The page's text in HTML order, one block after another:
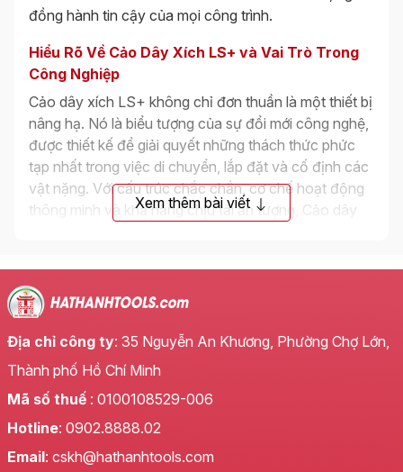
đồng hành tin cậy của mọi công trình.
Hiểu Rõ Về Cảo Dây Xích LS+ và Vai Trò Trong
Công Nghiệp
Cảo dây xích LS+ không chỉ đơn thuần là một thiết bị
nâng hạ. Nó là biểu tượng của sự đổi mới công nghệ,
được thiết kế để giải quyết những thách thức phức
tạp nhất trong việc di chuyển, lắp đặt và cố định các
vật nặng. Với cấu trúc chắc chắn, cơ chế hoạt động
thông minh và khả năng chịu tải ấn tượng, Cảo dây
Xem thêm bài viết
Địa chỉ công ty: 35 Nguyễn An Khương, Phường Chợ Lớn,
Thành phố Hồ Chí Minh
Mã số thuế : 0100108529-006
Hotline: 0902.8888.02
Email: cskh@hathanhtools.com